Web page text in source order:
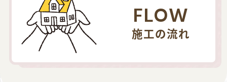
FLOW
施工の流れ